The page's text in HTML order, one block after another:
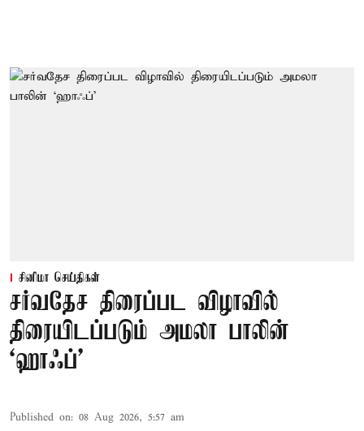
சினிமா செய்திகள்
சர்வதேச திரைப்பட விழாவில்
திரையிடப்படும் அமலா பாலின்
‘ஹாஃப்’
Published on: 08 Aug 2026, 5:57 am